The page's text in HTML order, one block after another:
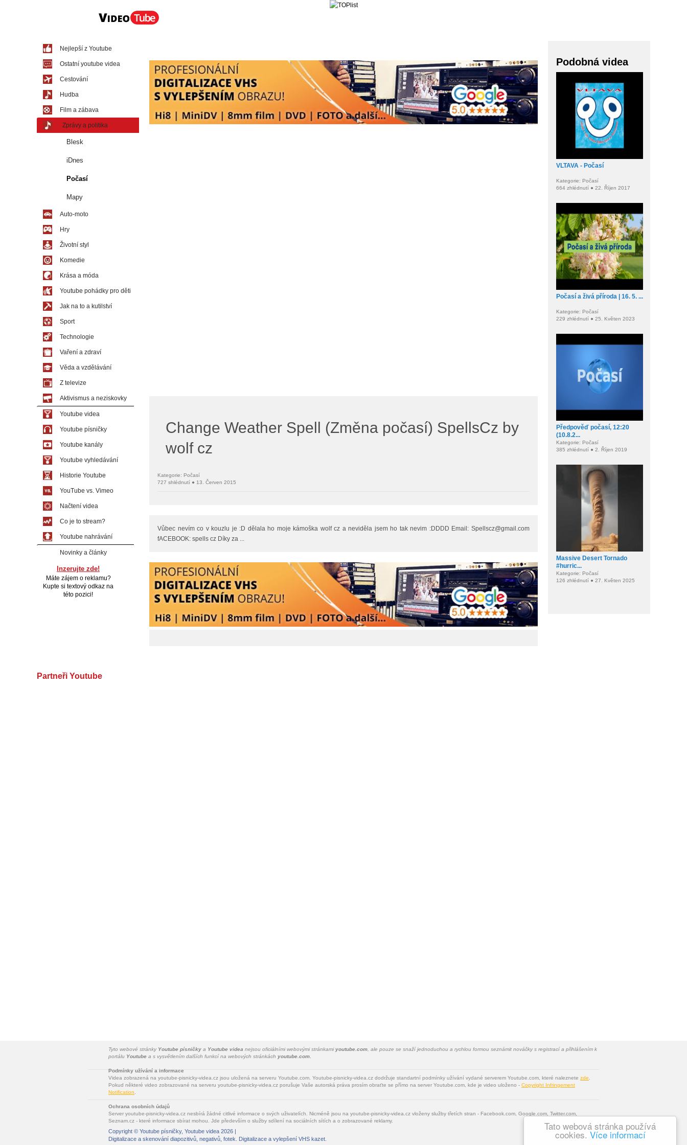
Tato webová stránka používá
cookies. Více informací
Change Weather Spell (Změna počasí) SpellsCz by
wolf cz
Kategorie: Počasí
727 shlédnutí ● 13. Červen 2015
Vůbec nevím co v kouzlu je :D dělala ho moje kámoška wolf cz a neviděla jsem ho tak nevim :DDDD Email: Spellscz@gmail.com
fACEBOOK: spells cz Díky za ...
Podobná videa
VLTAVA - Počasí
Kategorie: Počasí
664 zhlédnutí ● 22. Říjen 2017
Počasí a živá příroda | 16. 5. ...
Kategorie: Počasí
229 zhlédnutí ● 25. Květen 2023
Předpověď počasí, 12:20
(10.8.2...
Kategorie: Počasí
385 zhlédnutí ● 2. Říjen 2019
Massive Desert Tornado
#hurric...
Kategorie: Počasí
126 zhlédnutí ● 27. Květen 2025
Nejlepší z Youtube
Ostatní youtube videa
Cestování
Hudba
Film a zábava
Zprávy a politika
Blesk
iDnes
Počasí
Mapy
Auto-moto
Hry
Životní styl
Komedie
Krása a móda
Youtube pohádky pro děti
Jak na to a kutilství
Sport
Technologie
Vaření a zdraví
Věda a vzdělávání
Z televize
Aktivismus a neziskovky
Youtube videa
Youtube písničky
Youtube kanály
Youtube vyhledávání
Historie Youtube
YouTube vs. Vimeo
Načtení videa
Co je to stream?
Youtube nahrávání
Novinky a články
Inzerujte zde!
Máte zájem o reklamu?
Kupte si textový odkaz na
této pozici!
Partneři Youtube
Tyto webové stránky Youtube písničky a Youtube videa nejsou oficiálními webovými stránkamiyoutube.com , ale pouze se snaží jednoduchou a rychlou formou seznámit nováčky s registrací a přihlášením k
portálu Youtube a s vysvětlením dalších funkcí na webových stránkách youtube.com.
Podmínky užívání a informace
Videa zobrazená na youtube-pisnicky-videa.cz jsou uložená na serveru Youtube.com. Youtube-pisnicky-videa.cz dodržuje standartní podmínky užívání vydané serverem Youtube.com, které naleznete zde
Pokud některé video zobrazované na serveru youtube-pisnicky-videa.cz porušuje Vaše autorská práva prosím obraťte se přímo na server Youtube.com, kde je video uloženo - Copyright Infringement
Notification
Ochrana osobních údajů
Server youtube-pisnicky-videa.cz nesbírá žádné citlivé informace o svých uživatelích. Nicméně jsou na youtube-pisnicky-videa.cz vloženy služby třetích stran - Facebook.com, Google.com, Twitter.com,
Seznam.cz - které informace sbírat mohou. Jde především o služby sdílení na sociálních sítích a o zobrazované reklamy.
Copyright © Youtube písničky, Youtube videa 2026 |
Digitalizace a skenování diapozitivů, negativů, fotek . Digitalizace a vylepšení VHS kazet.